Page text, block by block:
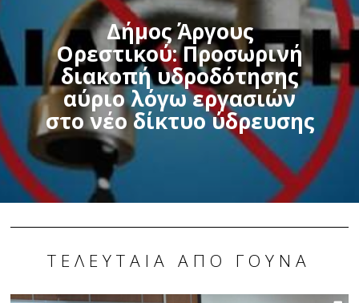
Δήμος Άργους
Ορεστικού: Προσωρινή
διακοπή υδροδότησης
αύριο λόγω εργασιών
στο νέο δίκτυο ύδρευσης
ΤΕΛΕΥΤΑΊΑ ΑΠΌ ΓΟΎΝΑ